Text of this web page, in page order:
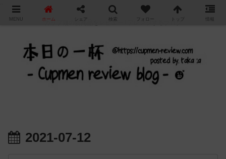
カップ麺の新商品をレビュー / アレンジするブログ
2021-07-12
MENU ホーム シェア 検索 フォロー トップ 情報